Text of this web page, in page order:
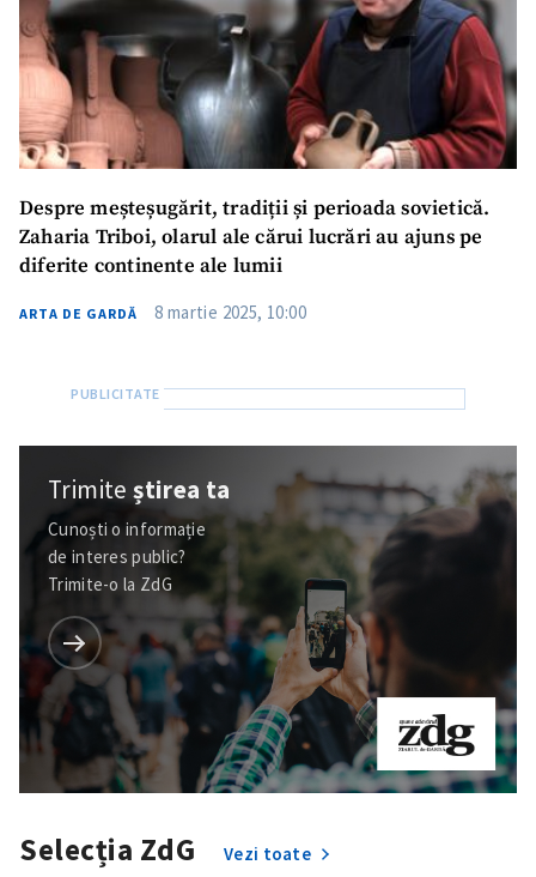
Trimite o informație
Despre ZdG
in English
на русском
Despre meșteșugărit, tradiții și perioada sovietică.
Zaharia Triboi, olarul ale cărui lucrări au ajuns pe
diferite continente ale lumii
ARTA DE GARDĂ 8 martie 2025, 10:00
Trimiteștirea ta
Cunoști o informație
de interes public?
Trimite-o la ZdG
Selecția ZdG Vezi toate